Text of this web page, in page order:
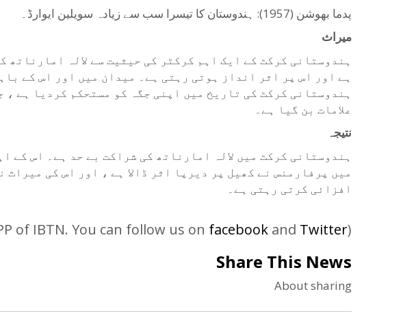
پدما بھوشن (1957): ہندوستان کا تیسرا سب سے زیادہ سویلین ایوارڈ۔
میراث
ہندوستانی کرکٹ کے ایک اہم کرکٹر کی حیثیت سے لالہ امارناتھ
ہے اور اس پر اثر انداز ہوتی رہتی ہے۔ میدان میں اور اس کے
ہندوستانی کرکٹ کی تاریخ میں اپنی جگہ کو مستحکم کردیا ہے ،
علامات بن گیا ہے۔
نتیجہ
ہندوستانی کرکٹ میں لالہ امارناتھ کی شراکت بے حد ہے۔ اس کے
میں پرفارمنس نے کھیل پر دیرپا اثر ڈالا ہے ، اور اس کی میراث
افزائی کرتی رہتی ہے۔
of IBTN. You can follow us on facebookand Twitter)
Share This News
About sharing